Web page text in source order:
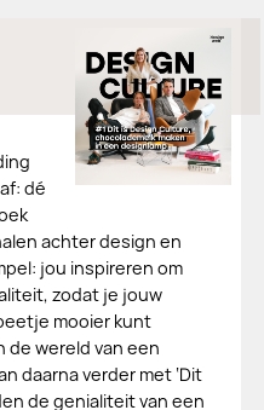
dé
achter design en
jou inspireren om
zodat je jouw
mooier kunt
de wereld van een
daarna verder met ‘Dit
de genialiteit van een